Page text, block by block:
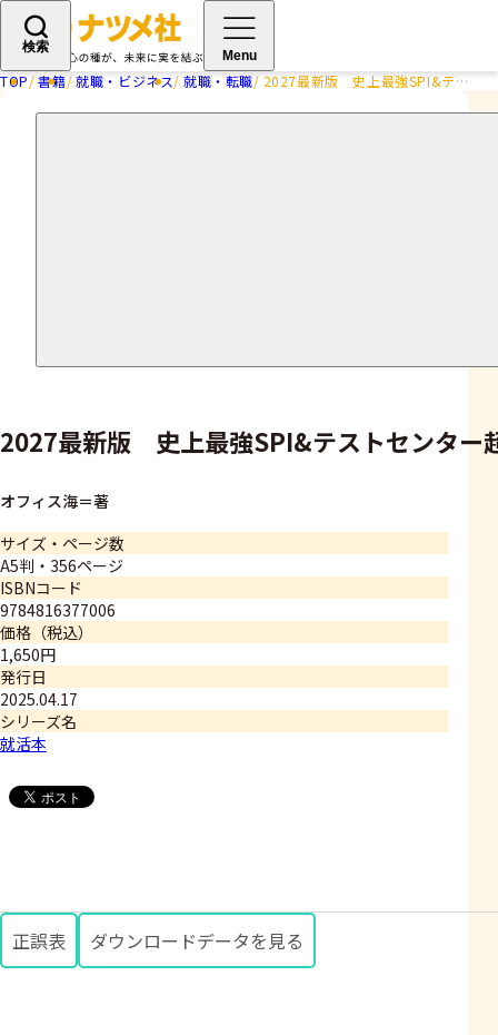
検索
Menu
TOP 書籍 就職・ビジネス 就職・転職 2027最新版 史上最強SPI&テストセンター超実戦問題集
2027最新版 史上最強SPI&テストセンター
オフィス海＝著
サイズ・ページ数
A5判・356ページ
ISBNコード
9784816377006
価格（税込）
1,650円
発行日
2025.04.17
シリーズ名
就活本
正誤表 ダウンロードデータを見る